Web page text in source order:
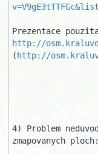
http://
( http://
4) Problem
zmapovanych ploch: